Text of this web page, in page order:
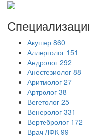
Акушер 860
Аллерголог 151
Андролог 292
Анестезиолог 88
Аритмолог 27
Артролог 38
Вегетолог 25
Венеролог 331
Вертебролог 172
Врач ЛФК 99